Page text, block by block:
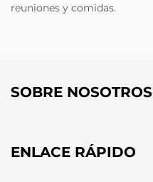
reuniones y comidas.
SOBRE NOSOTROS
ENLACE RÁPIDO